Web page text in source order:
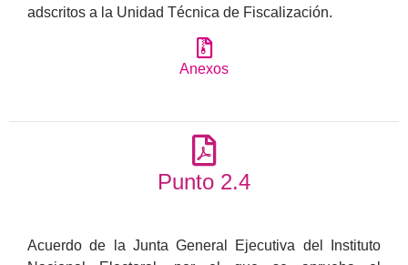
adscritos a la Unidad Técnica de Fiscalización.
Anexos
Punto 2.4
Acuerdo de la Junta General Ejecutiva del Instituto